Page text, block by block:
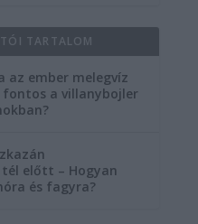
TARTALOM
az ember melegvíz
fontos a villanybojler
előtt – Hogyan
és fagyra?